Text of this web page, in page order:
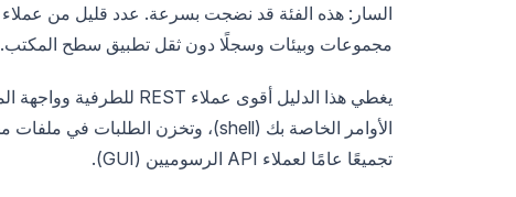
مجموعات وبيئات وسجلًا دون ثقل تطبيق سطح المكتب.
تجميعًا عامًا لعملاء API الرسوميين (GUI).